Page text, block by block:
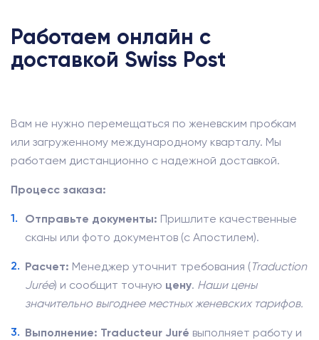
Работаем онлайн с
доставкой Swiss Post
Вам не нужно перемещаться по женевским пробкам
или загруженному международному кварталу. Мы
работаем дистанционно с надежной доставкой.
Процесс заказа:
Отправьте документы: Пришлите качественные
сканы или фото документов (с Апостилем).
Расчет: Менеджер уточнит требования (Traduction
Jurée) и сообщит точную цену. Наши цены
значительно выгоднее местных женевских тарифов.
Выполнение: Traducteur Juré выполняет работу и